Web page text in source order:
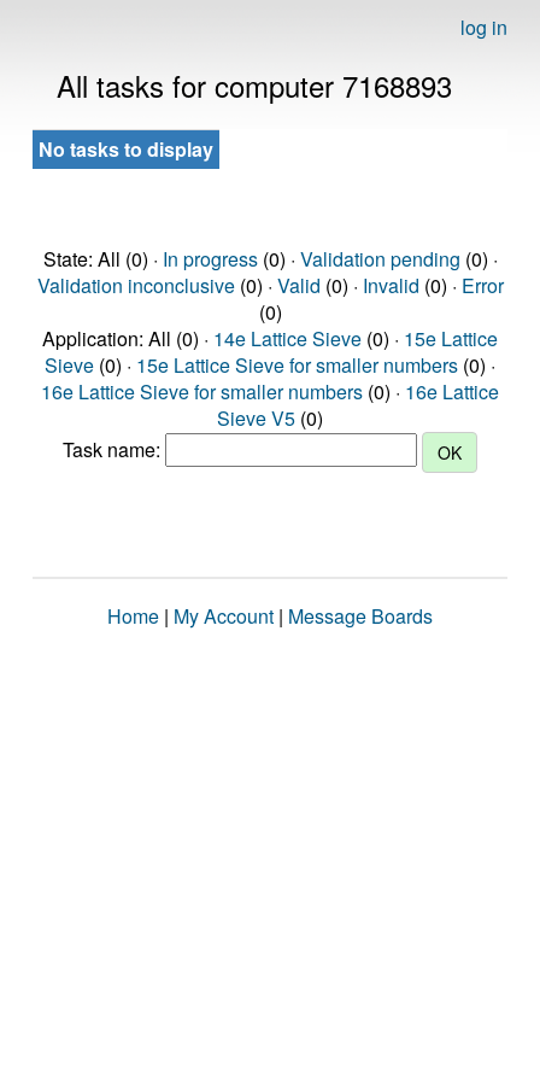
log in
All tasks for computer 7168893
No tasks to display
State: All (0) · In progress(0) · Validation pending (0) ·
Validation inconclusive(0) · Valid (0) · Invalid (0) · Error
(0)
Application: All (0) · 14e Lattice Sieve (0) · 15e Lattice
Sieve (0) · 15e Lattice Sieve for smaller numbers (0) ·
16e Lattice Sieve for smaller numbers (0) · 16e Lattice
Sieve V5 (0)
Task name:
Home | My Account | Message Boards